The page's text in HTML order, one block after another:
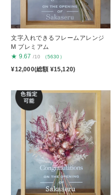
文字入れできるフレームアレンジ
M プレミアム
★ 9.67 /10 （5630）
¥12,000(総額 ¥15,120)